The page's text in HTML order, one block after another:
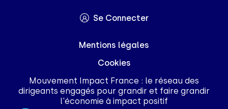
Se Connecter
Mentions légales
Cookies
Mouvement Impact France : le réseau des
dirigeants engagés pour grandir et faire grandir
l'économie à impact positif